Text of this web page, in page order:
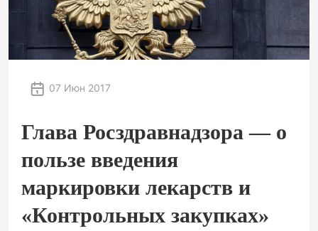
07 Июн 2017
Глава Росздравнадзора — о
пользе введения
маркировки лекарств и
«Контрольных закупках»